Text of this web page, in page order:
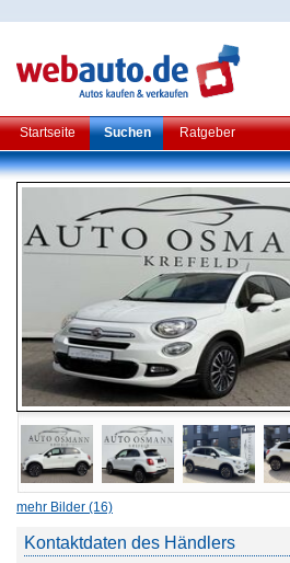
Startseite Suchen Ratgeber
mehr Bilder (16)
Kontaktdaten des Händlers